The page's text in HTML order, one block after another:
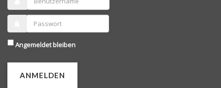
Angemeldet bleiben
ANMELDEN